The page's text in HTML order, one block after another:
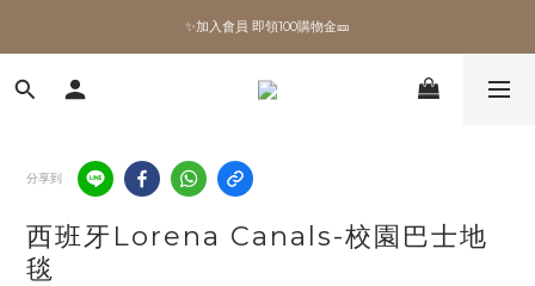
✨加入會員 即領100購物金🎫
✨加入會員 即領100購物金🎫
全館滿額現折🔥
✨加入會員 即領100購物金🎫
分享到
西班牙Lorena Canals-校園巴士地
毯